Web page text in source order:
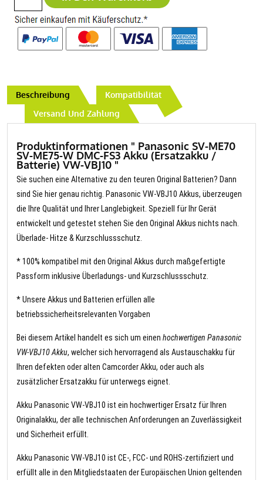
Beschreibung
Kompatibilität
Versand Und Zahlung
Produktinformationen " Panasonic SV-ME70
SV-ME75-W DMC-FS3 Akku (Ersatzakku /
Batterie) VW-VBJ10 "
Sie suchen eine Alternative zu den teuren Original Batterien? Dann
sind Sie hier genau richtig. Panasonic VW-VBJ10 Akkus, überzeugen
die Ihre Qualität und Ihrer Langlebigkeit. Speziell für Ihr Gerät
entwickelt und getestet stehen Sie den Original Akkus nichts nach.
Überlade- Hitze & Kurzschlussschutz.
* 100% kompatibel mit den Original Akkus durch maßgefertigte
Passform inklusive Überladungs- und Kurzschlussschutz.
* Unsere Akkus und Batterien erfüllen alle
betriebssicherheitsrelevanten Vorgaben
Bei diesem Artikel handelt es sich um einen hochwertigen Panasonic
VW-VBJ10 Akku, welcher sich hervorragend als Austauschakku für
Ihren defekten oder alten Camcorder Akku, oder auch als
zusätzlicher Ersatzakku für unterwegs eignet.
Akku Panasonic VW-VBJ10 ist ein hochwertiger Ersatz für Ihren
Originalakku, der alle technischen Anforderungen an Zuverlässigkeit
und Sicherheit erfüllt.
Akku Panasonic VW-VBJ10 ist CE-, FCC- und ROHS-zertifiziert und
erfüllt alle in den Mitgliedstaaten der Europäischen Union geltenden